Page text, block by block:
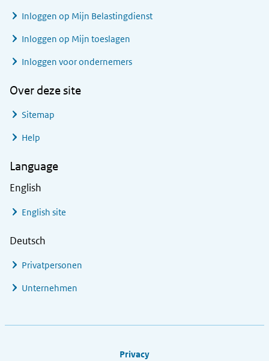
Inloggen op Mijn Belastingdienst
Inloggen op Mijn toeslagen
Inloggen voor ondernemers
Over deze site
Sitemap
Help
Language
English
English site
Deutsch
Privatpersonen
Unternehmen
Privacy